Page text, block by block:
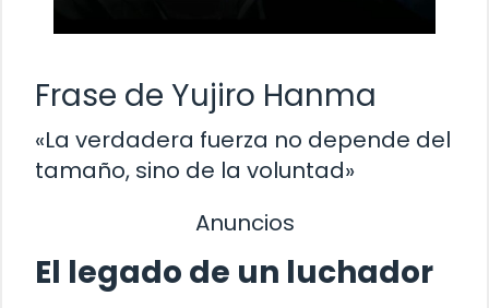
Frase de Yujiro Hanma
«La verdadera fuerza no depende del
tamaño, sino de la voluntad»
Anuncios
El legado de un luchador